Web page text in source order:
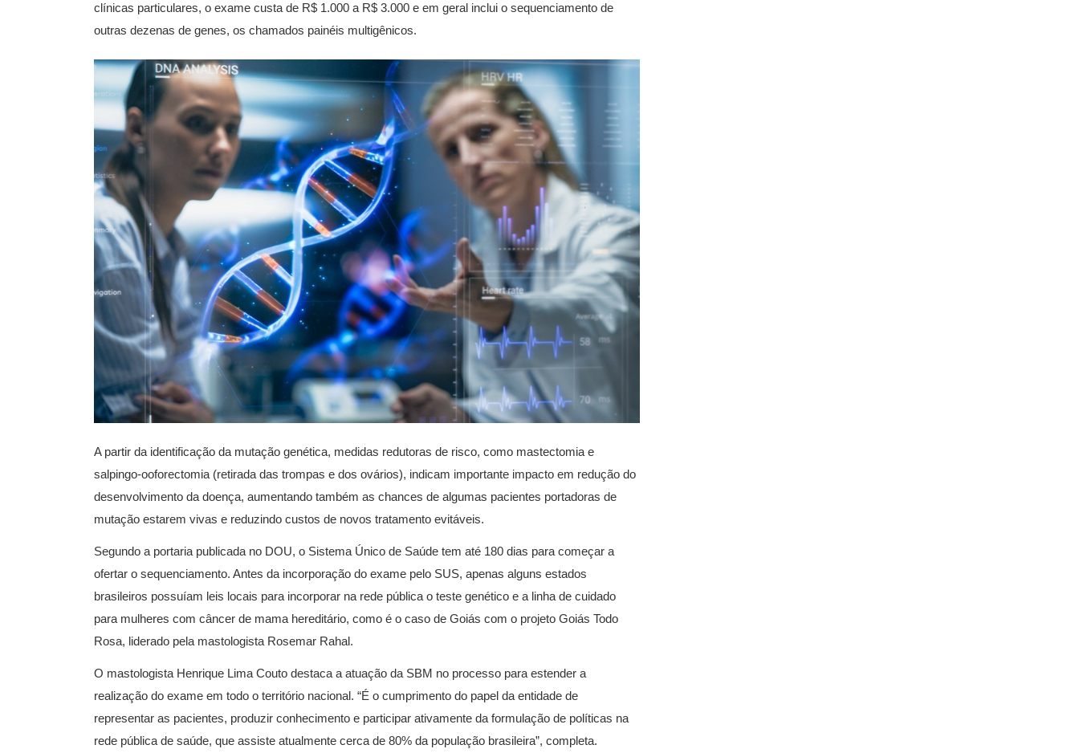
clínicas particulares, o exame custa de R$ 1.000 a R$ 3.000 e em geral inclui o sequenciamento de
outras dezenas de genes, os chamados painéis multigênicos.
A partir da identificação da mutação genética, medidas redutoras de risco, como mastectomia e
salpingo-ooforectomia (retirada das trompas e dos ovários), indicam importante impacto em redução do
desenvolvimento da doença, aumentando também as chances de algumas pacientes portadoras de
mutação estarem vivas e reduzindo custos de novos tratamento evitáveis.
Segundo a portaria publicada no DOU, o Sistema Único de Saúde tem até 180 dias para começar a
ofertar o sequenciamento. Antes da incorporação do exame pelo SUS, apenas alguns estados
brasileiros possuíam leis locais para incorporar na rede pública o teste genético e a linha de cuidado
para mulheres com câncer de mama hereditário, como é o caso de Goiás com o projeto Goiás Todo
Rosa, liderado pela mastologista Rosemar Rahal.
O mastologista Henrique Lima Couto destaca a atuação da SBM no processo para estender a
realização do exame em todo o território nacional. “É o cumprimento do papel da entidade de
representar as pacientes, produzir conhecimento e participar ativamente da formulação de políticas na
rede pública de saúde, que assiste atualmente cerca de 80% da população brasileira”, completa.